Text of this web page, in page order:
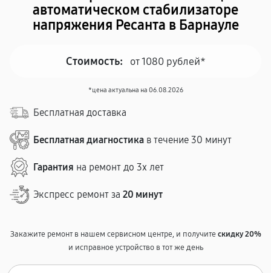
автоматическом стабилизаторе
напряжения Ресанта в Барнауле
Стоимость: от 1080 рублей*
*цена актуальна на 06.08.2026
Бесплатная доставка
Бесплатная диагностика в течение 30 минут
Гарантия на ремонт до 3х лет
Экспресс ремонт за 20 минут
Закажите ремонт в нашем сервисном центре, и получитескидку 20%
и исправное устройство в тот же день